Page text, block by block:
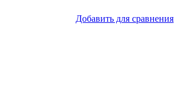
Добавить для сравнения